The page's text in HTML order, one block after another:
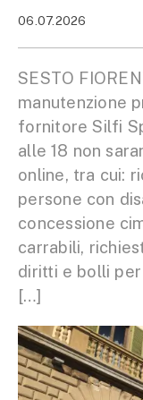
06.07.2026
SESTO
manutenzione
fornitore Silfi
alle 18 non
online, tra cui:
persone con
concessione
carrabili,
diritti e bolli
[…]